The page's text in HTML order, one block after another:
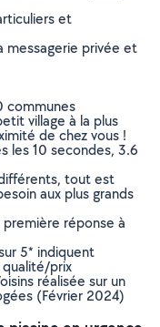
et
messagerie privée et
communes
village à la plus
de chez vous !
les 10 secondes, 3.6
tout est
aux plus grands
réponse à
5* indiquent
qualité/prix
réalisée sur un
(Février 2024)